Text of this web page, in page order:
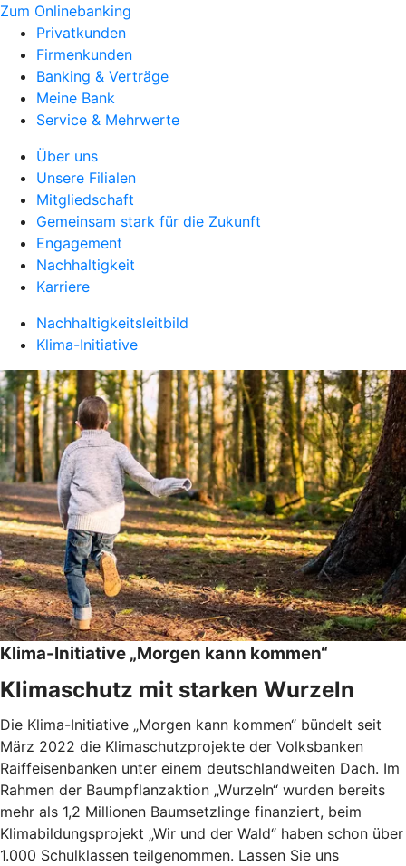
Zum Onlinebanking
Privatkunden
Firmenkunden
Banking & Verträge
Meine Bank
Service & Mehrwerte
Über uns
Unsere Filialen
Mitgliedschaft
Gemeinsam stark für die Zukunft
Engagement
Nachhaltigkeit
Karriere
Nachhaltigkeitsleitbild
Klima-Initiative
Klima-Initiative „Morgen kann kommen“
Klimaschutz mit starken Wurzeln
Die Klima-Initiative „Morgen kann kommen“ bündelt seit
März 2022 die Klimaschutzprojekte der Volksbanken
Raiffeisenbanken unter einem deutschlandweiten Dach. Im
Rahmen der Baumpflanzaktion „Wurzeln“ wurden bereits
mehr als 1,2 Millionen Baumsetzlinge finanziert, beim
Klimabildungsprojekt „Wir und der Wald“ haben schon über
1.000 Schulklassen teilgenommen. Lassen Sie uns